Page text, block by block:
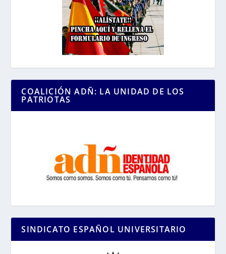
COALICIÓN ADÑ: LA UNIDAD DE LOS
PATRIOTAS
SINDICATO ESPAÑOL UNIVERSITARIO